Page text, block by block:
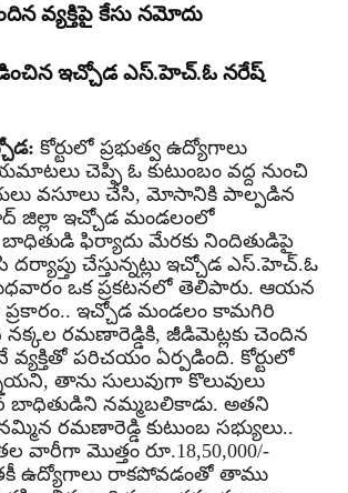
వ్యక్తిపై కేసు నమోదు
ఇచ్చోడ ఎస్.హెచ్.ఓ నరేష్
కోర్టులో ప్రభుత్వ ఉద్యోగాలు
చెప్పి ఓ కుటుంబం వద్ద నుంచి
వసూలు చేసి, మోసానికి పాల్పడిన
జిల్లా ఇచ్చోడ మండలంలో
బాధితుడి ఫిర్యాదు మేరకు నిందితుడిపై
చేస్తున్నట్లు ఇచ్చోడ ఎస్.హెచ్.ఓ
ఒక ప్రకటనలో తెలిపారు. ఆయన
ఇచ్చోడ మండలం కామగిరి
రమణారెడ్డికి, జీడిమెట్లకు చెందిన
వ్యక్తితో పరిచయం ఏర్పడింది. కోర్టులో
తాను సులువుగా కొలువులు
బాధితుడిని నమ్మబలికాడు. అతని
రమణారెడ్డి కుటుంబ సభ్యులు..
వారీగా మొత్తం రూ.18,50,000/-
ఉద్యోగాలు రాకపోవడంతో తాము